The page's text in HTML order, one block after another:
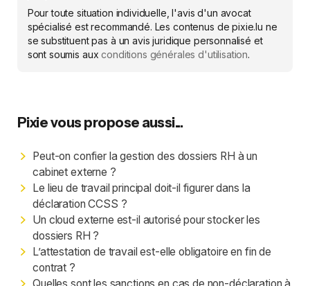
Pour toute situation individuelle, l'avis d'un avocat
spécialisé est recommandé. Les contenus de pixie.lu ne
se substituent pas à un avis juridique personnalisé et
sont soumis auxconditions générales d'utilisation.
Pixie vous propose aussi...
Peut-on confier la gestion des dossiers RH à un
cabinet externe ?
Le lieu de travail principal doit-il figurer dans la
déclaration CCSS ?
Un cloud externe est-il autorisé pour stocker les
dossiers RH ?
L’attestation de travail est-elle obligatoire en fin de
contrat ?
Quelles sont les sanctions en cas de non-déclaration à